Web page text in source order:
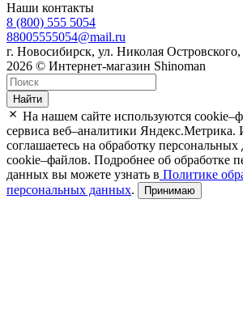
Наши контакты
8 (800) 555 5054
88005555054@mail.ru
г. Новосибирск, ул. Николая
2026 © Интернет-магазин Shinoman
Найти
На нашем сайте используются
сервиса веб–аналитики Яндекс.Метрика.
соглашаетесь на обработку
cookie–файлов. Подробнее об обработке
данных вы можете узнать в Политике
персональных данных. Принимаю